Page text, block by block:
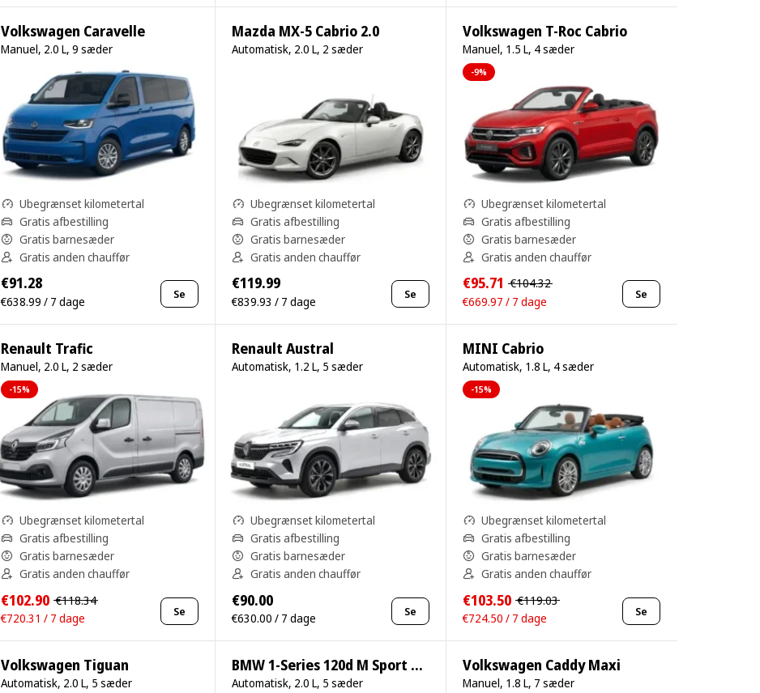
Volkswagen Caravelle
Manuel, 2.0 L, 9 sæder
Ubegrænset kilometertal
Gratis afbestilling
Gratis barnesæder
Gratis anden chauffør
€91.28
€638.99 / 7 dage Se
Mazda MX-5 Cabrio 2.0
Automatisk, 2.0 L, 2 sæder
Ubegrænset kilometertal
Gratis afbestilling
Gratis barnesæder
Gratis anden chauffør
€119.99
€839.93 / 7 dage Se
Volkswagen T-Roc Cabrio
Manuel, 1.5 L, 4 sæder
-9%
Ubegrænset kilometertal
Gratis afbestilling
Gratis barnesæder
Gratis anden chauffør
€95.71 €104.32
€669.97 / 7 dage
Se
Renault Trafic
Manuel, 2.0 L, 2 sæder
-15%
Ubegrænset kilometertal
Gratis afbestilling
Gratis barnesæder
Gratis anden chauffør
€102.90 €118.34
€720.31 / 7 dage
Se
Renault Austral
Automatisk, 1.2 L, 5 sæder
Ubegrænset kilometertal
Gratis afbestilling
Gratis barnesæder
Gratis anden chauffør
€90.00
€630.00 / 7 dage Se
MINI Cabrio
Automatisk, 1.8 L, 4 sæder
-15%
Ubegrænset kilometertal
Gratis afbestilling
Gratis barnesæder
Gratis anden chauffør
€103.50 €119.03
€724.50 / 7 dage
Se
Volkswagen Tiguan
Automatisk, 2.0 L, 5 sæder
BMW 1-Series 120d M Sport Pro
Automatisk, 2.0 L, 5 sæder
Volkswagen Caddy Maxi
Manuel, 1.8 L, 7 sæder